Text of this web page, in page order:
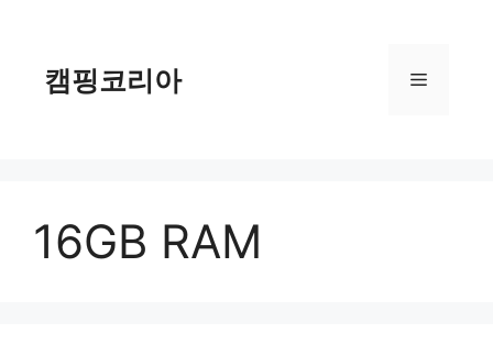
캠핑코리아 메
16GB RAM